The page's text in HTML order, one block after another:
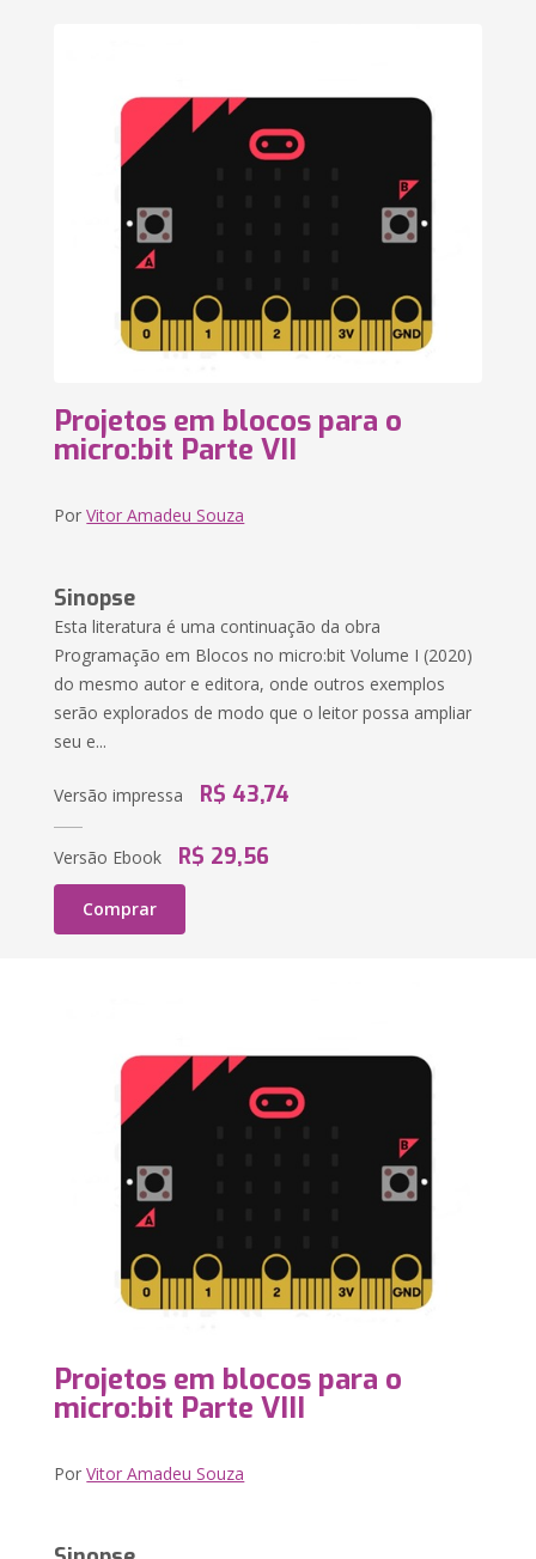
Projetos em blocos para o
micro:bit Parte VII
PorVitor Amadeu Souza
Sinopse
Esta literatura é uma continuação da obra
Programação em Blocos no micro:bit Volume I (2020)
do mesmo autor e editora, onde outros exemplos
serão explorados de modo que o leitor possa ampliar
seu e...
Versão impressa R$ 43,74
Versão Ebook R$ 29,56
Comprar
Projetos em blocos para o
micro:bit Parte VIII
PorVitor Amadeu Souza